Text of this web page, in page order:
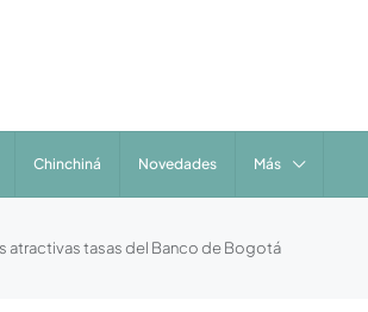
Chinchiná Novedades Más
atractivas tasas del Banco de Bogotá